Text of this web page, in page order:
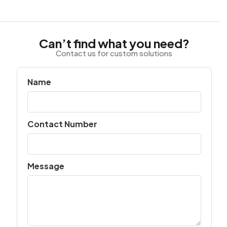
Can’t find what you need?
Contact us for custom solutions
Name
Contact Number
Message